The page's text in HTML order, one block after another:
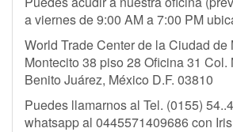
a viernes de 9:00 AM a 7:00 PM
World Trade Center de la Ciudad de
Montecito 38 piso 28 Oficina 31 Col.
Benito Juárez, México D.F. 03810
Puedes llamarnos al Tel. (0155)
whatsapp al 0445571409686 con